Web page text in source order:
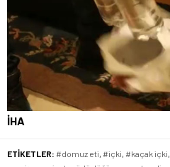
İHA
ETİKETLER: #domuz eti, #içki, #kaçak içki,